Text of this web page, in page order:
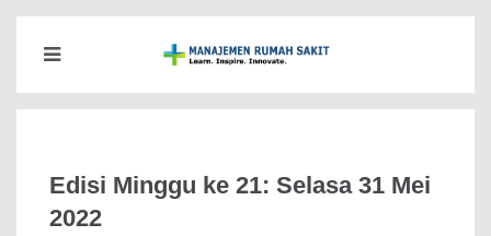
Edisi Minggu ke 21: Selasa 31 Mei
2022